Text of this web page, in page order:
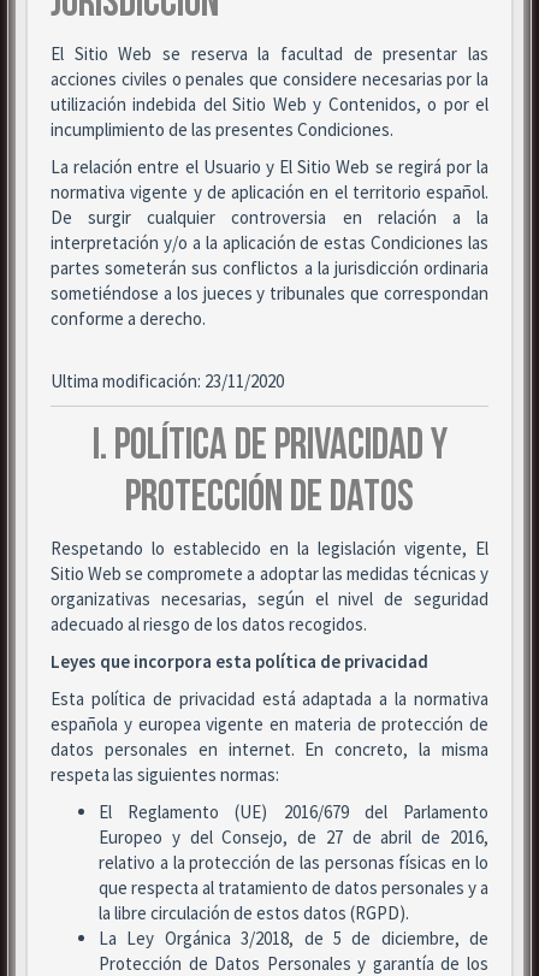
El Sitio Web se reserva la facultad de presentar las
acciones civiles o penales que considere necesarias por la
utilización indebida del Sitio Web y Contenidos, o por el
incumplimiento de las presentes Condiciones.
La relación entre el Usuario y El Sitio Web se regirá por la
normativa vigente y de aplicación en el territorio español.
De surgir cualquier controversia en relación a la
interpretación y/o a la aplicación de estas Condiciones las
partes someterán sus conflictos a la jurisdicción ordinaria
sometiéndose a los jueces y tribunales que correspondan
conforme a derecho.
Ultima modificación: 23/11/2020
I. POLÍTICA DE PRIVACIDAD Y
PROTECCIÓN DE DATOS
Respetando lo establecido en la legislación vigente, El
Sitio Web se compromete a adoptar las medidas técnicas y
organizativas necesarias, según el nivel de seguridad
adecuado al riesgo de los datos recogidos.
Leyes que incorpora esta política de privacidad
Esta política de privacidad está adaptada a la normativa
española y europea vigente en materia de protección de
datos personales en internet. En concreto, la misma
respeta las siguientes normas:
El Reglamento (UE) 2016/679 del Parlamento
Europeo y del Consejo, de 27 de abril de 2016,
relativo a la protección de las personas físicas en lo
que respecta al tratamiento de datos personales y a
la libre circulación de estos datos (RGPD).
La Ley Orgánica 3/2018, de 5 de diciembre, de
Protección de Datos Personales y garantía de los